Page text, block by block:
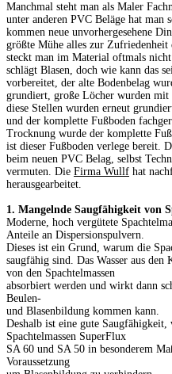
Manchmal steht man als Maler
unter anderen PVC Beläge hat man
kommen neue unvorhergesehene
größte Mühe alles zur Zufriedenheit
steckt man im Material oftmals
schlägt Blasen, doch wie kann das
vorbereitet, der alte Bodenbelag
grundiert, große Löcher wurden mit
diese Stellen wurden erneut
und der komplette Fußboden
Trocknung wurde der komplette
ist dieser Fußboden verlege bereit.
beim neuen PVC Belag, selbst
vermuten. Die Firma Wullf hat
herausgearbeitet.
1. Mangelnde Saugfähigkeit von
Moderne, hoch vergütete
Anteile an Dispersionspulvern.
Dieses ist ein Grund, warum die
saugfähig sind. Das Wasser aus
von den Spachtelmassen
absorbiert werden und wirkt dann
Beulen-
und Blasenbildung kommen kann.
Deshalb ist eine gute
Spachtelmassen SuperFlux
SA 60 und SA 50 in besonderem
Voraussetzung